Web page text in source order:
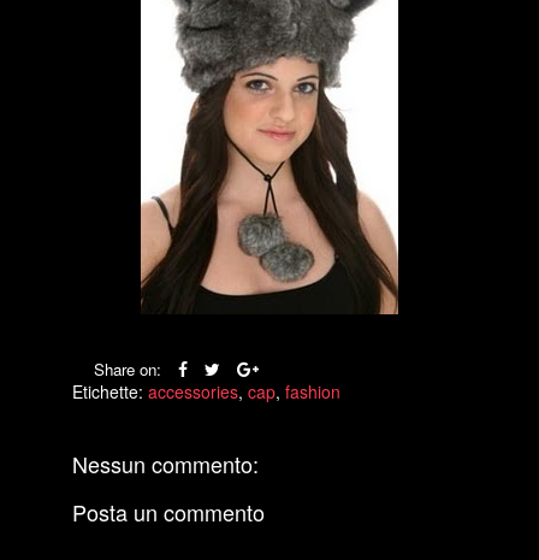
Share on:
Etichette: accessories, cap, fashion
Nessun commento:
Posta un commento